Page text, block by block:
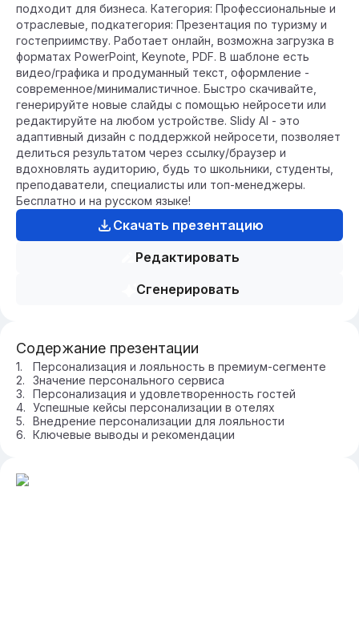
подходит для бизнеса. Категория: Профессиональные и
отраслевые, подкатегория: Презентация по туризму и
гостеприимству. Работает онлайн, возможна загрузка в
форматах PowerPoint, Keynote, PDF. В шаблоне есть
видео/графика и продуманный текст, оформление -
современное/минималистичное. Быстро скачивайте,
генерируйте новые слайды с помощью нейросети или
редактируйте на любом устройстве. Slidy AI - это
адаптивный дизайн с поддержкой нейросети, позволяет
делиться результатом через ссылку/браузер и
вдохновлять аудиторию, будь то школьники, студенты,
преподаватели, специалисты или топ-менеджеры.
Бесплатно и на русском языке!
Скачать презентацию
Редактировать
Сгенерировать
Содержание презентации
Персонализация и лояльность в премиум-сегменте
Значение персонального сервиса
Персонализация и удовлетворенность гостей
Успешные кейсы персонализации в отелях
Внедрение персонализации для лояльности
Ключевые выводы и рекомендации